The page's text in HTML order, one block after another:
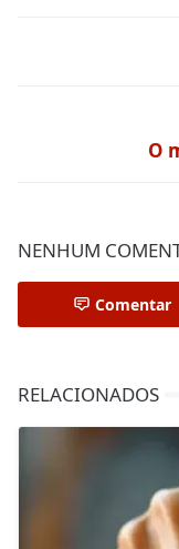
O
NENHUM
Comentar
RELACIONADOS